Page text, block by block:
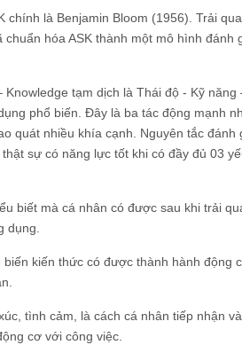
chính là Benjamin Bloom (1956). Trải qua
hóa ASK thành một mô hình đánh
tạm dịch là Thái độ - Kỹ năng
phổ biến. Đây là ba tác động mạnh
quát nhiều khía cạnh. Nguyên tắc đánh
sự có năng lực tốt khi có đầy đủ 03
biết mà cá nhân có được sau khi trải
dụng.
kiến thức có được thành hành động
tình cảm, là cách cá nhân tiếp nhận và
cơ với công việc.